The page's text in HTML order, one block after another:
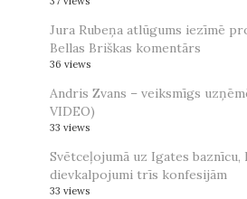
Jura Rubeņa atlūgums iezīmē
Bellas Briškas komentārs
36 views
Andris Zvans – veiksmīgs
VIDEO)
33 views
Svētceļojumā uz Igates
dievkalpojumi trīs konfesijām
33 views